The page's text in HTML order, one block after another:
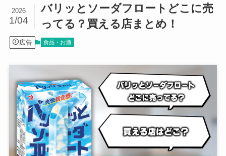
バリッとソーダフロートどこに売
ってる？買える店まとめ！
2026
1/04
広告 食品・お酒